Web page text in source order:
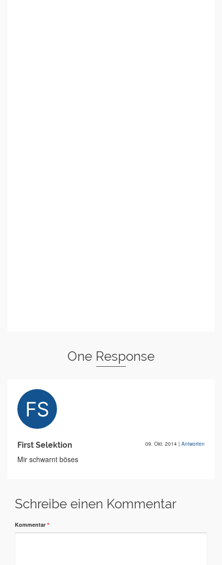
One Response
First Selektion 09. Okt. 2014 | Antworten
Mir schwarnt böses
Schreibe einen Kommentar
Kommentar *